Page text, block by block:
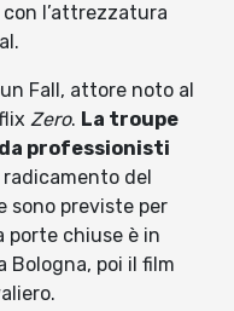
l’attrezzatura
Fall, attore noto al
Zero. La troupe
professionisti
del
sono previste per
porte chiuse è in
Bologna, poi il film